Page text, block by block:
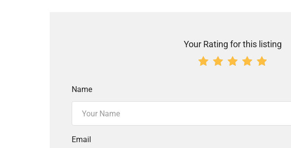
Your Rating for this listing
Name
Email